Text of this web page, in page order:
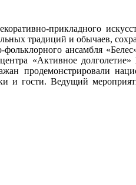
прикладного
традиций и обычаев,
ансамбля
«Активное
продемонстрировали
и гости. Ведущий